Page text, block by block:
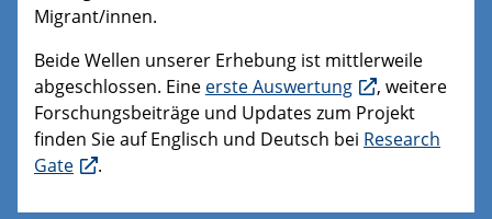
Migrant/innen.
Beide Wellen unserer Erhebung ist mittlerweile
abgeschlossen. Eine erste Auswertung
, weitere
Forschungsbeiträge und Updates zum Projekt
finden Sie auf Englisch und Deutsch bei Research
Gate
.